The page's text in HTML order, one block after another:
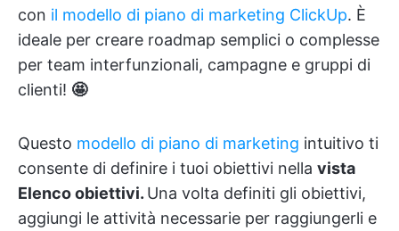
con il modello di piano di marketing ClickUp. È
ideale per creare roadmap semplici o complesse
per team interfunzionali, campagne e gruppi di
clienti! 🤩
Questo modello di piano di marketing intuitivo ti
consente di definire i tuoi obiettivi nella vista
Elenco obiettivi. Una volta definiti gli obiettivi,
aggiungi le attività necessarie per raggiungerli e